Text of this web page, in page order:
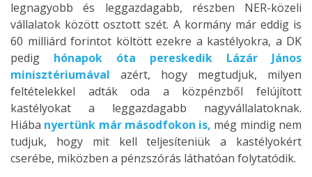
legnagyobb és leggazdagabb, részben NER-közeli
vállalatok között osztott szét. A kormány már eddig is
60 milliárd forintot költött ezekre a kastélyokra, a DK
pedig hónapok óta pereskedik Lázár János
minisztériumával azért, hogy megtudjuk, milyen
feltételekkel adták oda a közpénzből felújított
kastélyokat a leggazdagabb nagyvállalatoknak.
Hiába nyertünk már másodfokon is, még mindig nem
tudjuk, hogy mit kell teljesíteniük a kastélyokért
cserébe, miközben a pénzszórás láthatóan folytatódik.